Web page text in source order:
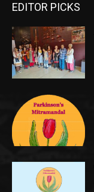
EDITOR PICKS